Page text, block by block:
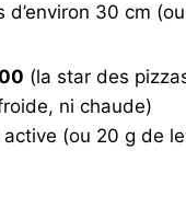
d’environ 30 cm
(la star des
ni chaude)
(ou 20 g de